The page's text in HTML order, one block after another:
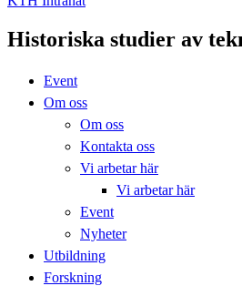
Historiska studier av
Event
Om oss
Om oss
Kontakta oss
Vi arbetar här
Vi arbetar här
Event
Nyheter
Utbildning
Forskning